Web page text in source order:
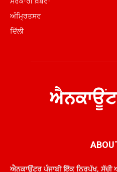
ਅੰਮ੍ਰਿਤਸਰ
ਦਿੱਲੀ
ਐਨਕਾਊਂਟਰ ਪੰਜਾਬੀ ਇੱਕ ਨਿਰਪੱਖ, ਸੱਚੀ